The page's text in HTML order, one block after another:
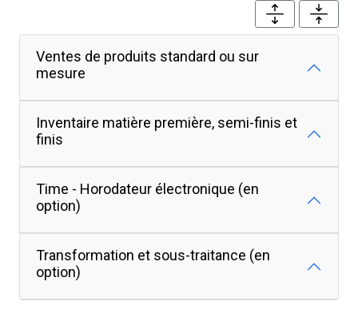
Ventes de produits standard ou sur
mesure
Inventaire matière première, semi-finis et
finis
Time - Horodateur électronique (en
option)
Transformation et sous-traitance (en
option)